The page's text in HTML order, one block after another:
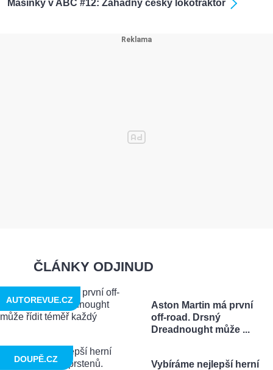
Mašinky v ABC #12: Záhadný český lokotraktor
ČLÁNKY ODJINUD
Aston Martin má první
off-road. Drsný
Dreadnought může ...
AUTOREVUE.CZ
Vybíráme nejlepší herní
DOUPĚ.CZ